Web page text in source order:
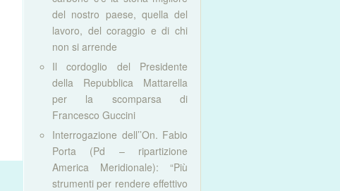
del nostro paese, quella del
lavoro, del coraggio e di chi
non si arrende
Il cordoglio del Presidente
della Repubblica Mattarella
per la scomparsa di
Francesco Guccini
Interrogazione dell’’On. Fabio
Porta (Pd – ripartizione
America Meridionale): “Più
strumenti per rendere effettivo